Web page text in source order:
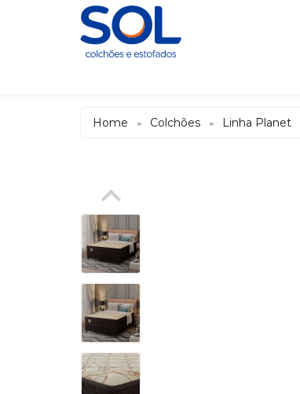
Home > Colchões > Linha Planet